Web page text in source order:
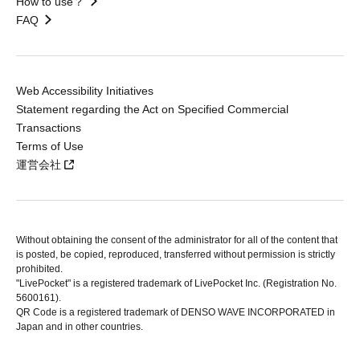
FAQ
Web Accessibility Initiatives
Statement regarding the Act on Specified Commercial
Transactions
Terms of Use
運営会社
Without obtaining the consent of the administrator for all of the content that
is posted, be copied, reproduced, transferred without permission is strictly
prohibited.
"LivePocket" is a registered trademark of LivePocket Inc. (Registration No.
5600161).
QR Code is a registered trademark of DENSO WAVE INCORPORATED in
Japan and in other countries.